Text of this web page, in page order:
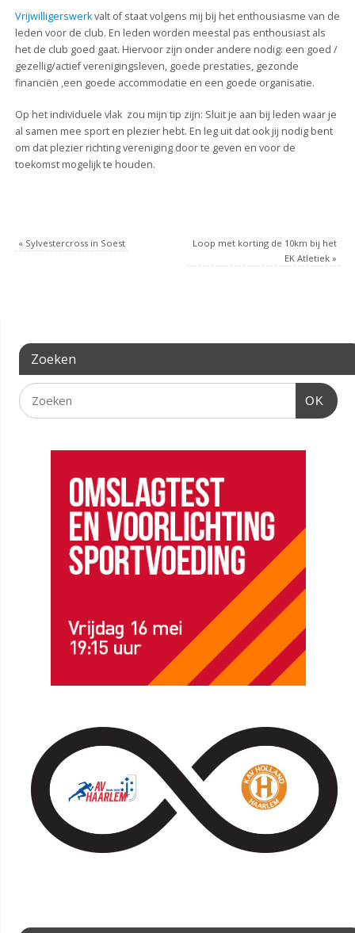
Vrijwilligerswerkvalt of staat volgens mij bij het enthousiasme van de
leden voor de club. En leden worden meestal pas enthousiast als
het de club goed gaat. Hiervoor zijn onder andere nodig: een goed /
gezellig/actief verenigingsleven, goede prestaties, gezonde
financiën ,een goede accommodatie en een goede organisatie.
Op het individuele vlak zou mijn tip zijn: Sluit je aan bij leden waar je
al samen mee sport en plezier hebt. En leg uit dat ook jij nodig bent
om dat plezier richting vereniging door te geven en voor de
toekomst mogelijk te houden.
«Sylvestercross in Soest
Loop met korting de 10km bij het
EK Atletiek»
Zoeken
OK